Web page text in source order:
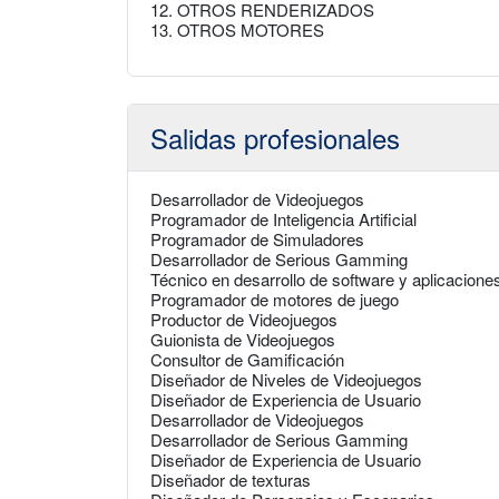
12. OTROS RENDERIZADOS
13. OTROS MOTORES
Salidas profesionales
Desarrollador de Videojuegos
Programador de Inteligencia Artificial
Programador de Simuladores
Desarrollador de Serious Gamming
Técnico en desarrollo de software y
Programador de motores de juego
Productor de Videojuegos
Guionista de Videojuegos
Consultor de Gamificación
Diseñador de Niveles de Videojuegos
Diseñador de Experiencia de Usuario
Desarrollador de Videojuegos
Desarrollador de Serious Gamming
Diseñador de Experiencia de Usuario
Diseñador de texturas